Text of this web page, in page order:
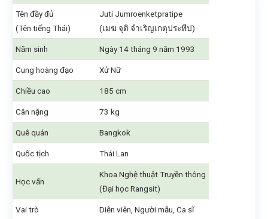
Tên đầy đủ
(Tên tiếng Thái)
Juti Jumroenketpratipe
(เมฆ จุติ จำเริญเกตุประทีป)
Năm sinh Ngày 14 tháng 9 năm 1993
Cung hoàng đạo Xử Nữ
Chiều cao 185 cm
Cân nặng 73 kg
Quê quán Bangkok
Quốc tịch Thái Lan
Học vấn
Khoa Nghệ thuật Truyền thông
(Đại học Rangsit)
Vai trò Diễn viên, Người mẫu, Ca sĩ